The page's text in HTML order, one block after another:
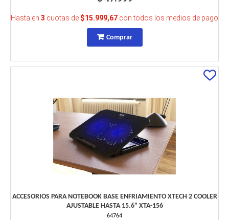
Hasta en 3 cuotas de $15.999,67 con todos los medios de pago
Comprar
ACCESORIOS PARA NOTEBOOK BASE ENFRIAMIENTO XTECH 2 COOLER
AJUSTABLE HASTA 15.6" XTA-156
64764